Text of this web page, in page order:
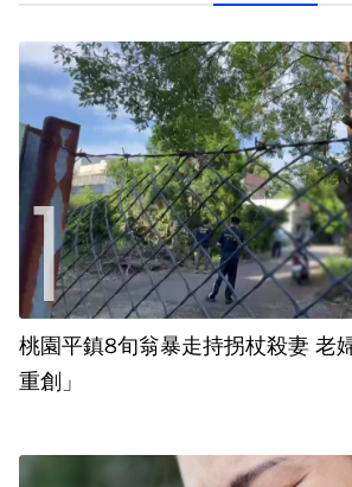
桃園平鎮8旬翁暴走持拐杖殺妻 老
重創」